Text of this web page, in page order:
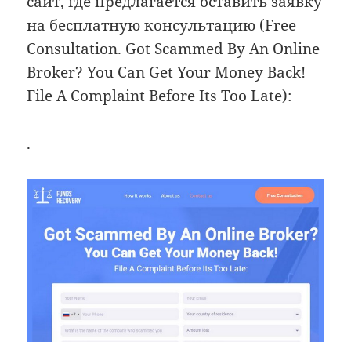
на бесплатную консультацию (Free
Consultation. Got Scammed By An Online
Broker? You Can Get Your Money Back!
File A Complaint Before Its Too Late):
.